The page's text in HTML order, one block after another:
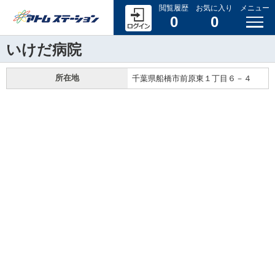
閲覧履歴
0
お気に入り
0
メニュー
いけだ病院
所在地 千葉県船橋市前原東１丁目６－４